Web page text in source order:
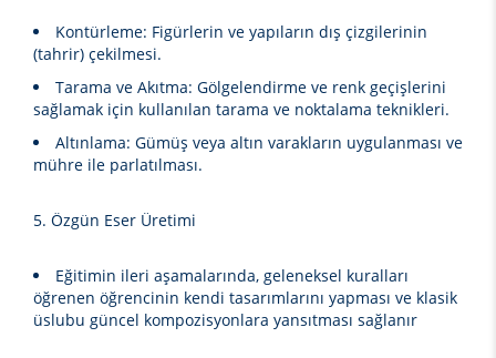
Kontürleme: Figürlerin ve yapıların dış çizgilerinin
(tahrir) çekilmesi.
Tarama ve Akıtma: Gölgelendirme ve renk geçişlerini
sağlamak için kullanılan tarama ve noktalama teknikleri.
Altınlama: Gümüş veya altın varakların uygulanması ve
mühre ile parlatılması.
5. Özgün Eser Üretimi
Eğitimin ileri aşamalarında, geleneksel kuralları
öğrenen öğrencinin kendi tasarımlarını yapması ve klasik
üslubu güncel kompozisyonlara yansıtması sağlanır